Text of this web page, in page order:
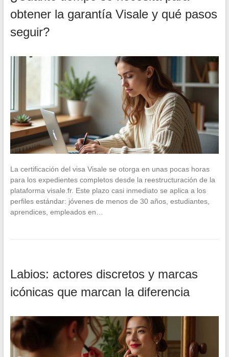
obtener la garantía Visale y qué pasos
seguir?
La certificación del visa Visale se otorga en unas pocas horas
para los expedientes completos desde la reestructuración de la
plataforma visale.fr. Este plazo casi inmediato se aplica a los
perfiles estándar: jóvenes de menos de 30 años, estudiantes,
aprendices, empleados en…
Labios: actores discretos y marcas
icónicas que marcan la diferencia